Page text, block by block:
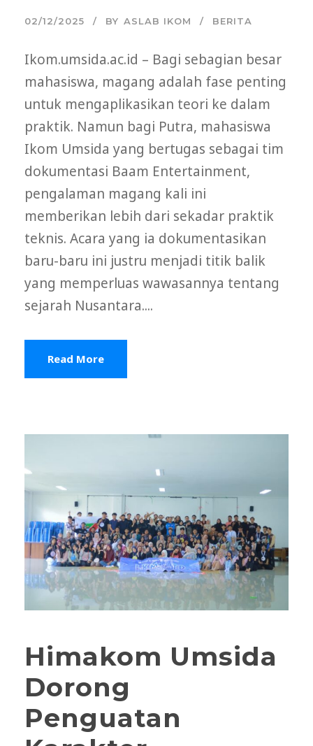
02/12/2025 BY ASLAB IKOM BERITA
Ikom.umsida.ac.id – Bagi sebagian besar
mahasiswa, magang adalah fase penting
untuk mengaplikasikan teori ke dalam
praktik. Namun bagi Putra, mahasiswa
Ikom Umsida yang bertugas sebagai tim
dokumentasi Baam Entertainment,
pengalaman magang kali ini
memberikan lebih dari sekadar praktik
teknis. Acara yang ia dokumentasikan
baru-baru ini justru menjadi titik balik
yang memperluas wawasannya tentang
sejarah Nusantara....
Read More
Himakom Umsida
Dorong
Penguatan